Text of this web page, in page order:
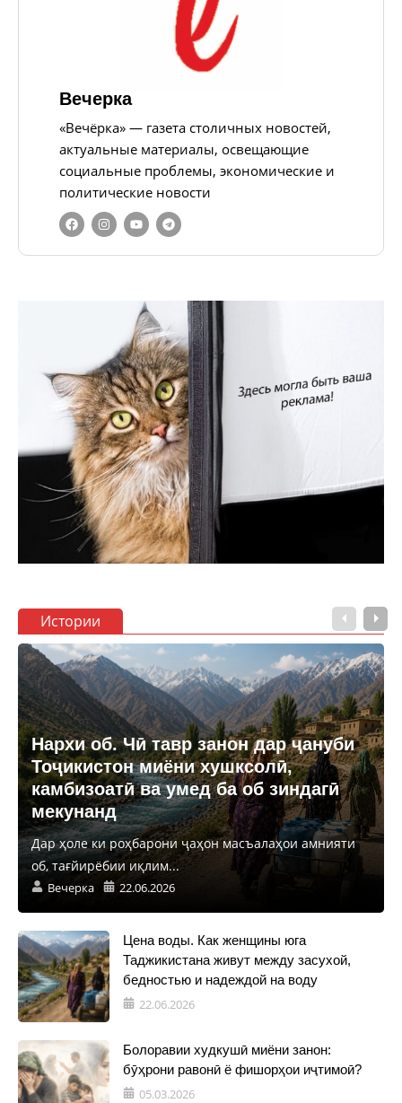
Вечерка
«Вечёрка» — газета столичных новостей,
актуальные материалы, освещающие
социальные проблемы, экономические и
политические новости
Истории
Нархи об. Чӣ тавр занон дар ҷануби
Тоҷикистон миёни хушксолӣ,
камбизоатӣ ва умед ба об зиндагӣ
мекунанд
Дар ҳоле ки роҳбарони ҷаҳон масъалаҳои амнияти
об, тағйирёбии иқлим...
Вечерка 22.06.2026
Цена воды. Как женщины юга
Таджикистана живут между засухой,
бедностью и надеждой на воду
22.06.2026
Болоравии худкушӣ миёни занон:
бӯҳрони равонӣ ё фишорҳои иҷтимоӣ?
05.03.2026